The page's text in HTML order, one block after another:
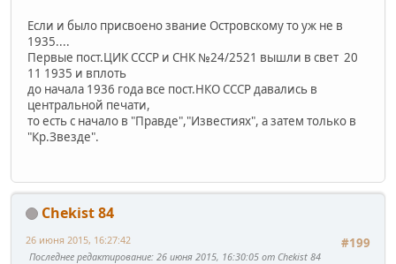
Если и было присвоено звание Островскому то уж не в
1935....
Первые пост.ЦИК СССР и СНК №24/2521 вышли в свет 20
11 1935 и вплоть
до начала 1936 года все пост.НКО СССР давались в
центральной печати,
то есть с начало в "Правде","Известиях", а затем только в
"Кр.Звезде".
Chekist 84
#199
26 июня 2015, 16:27:42
Последнее редактирование: 26 июня 2015, 16:30:05 от Chekist 84